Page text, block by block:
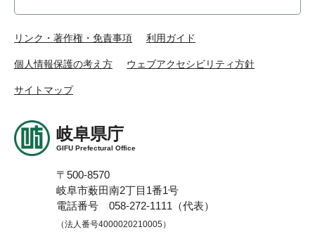
リンク・著作権・免責事項 利用ガイド
個人情報保護の考え方 ウェブアクセシビリティ方針
サイトマップ
岐阜県庁
GIFU Prefectural Office
〒500-8570
岐阜市薮田南2丁目1番1号
電話番号 058-272-1111（代表）
（法人番号4000020210005）